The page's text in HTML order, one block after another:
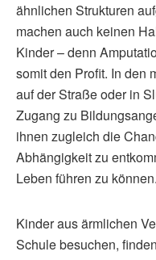
ähnlichen Strukturen
machen auch keinen
Kinder – denn
somit den Profit. In den
auf der Straße oder in
Zugang zu
ihnen zugleich die
Abhängigkeit zu
Leben führen zu können.
Kinder aus ärmlichen
Schule besuchen,